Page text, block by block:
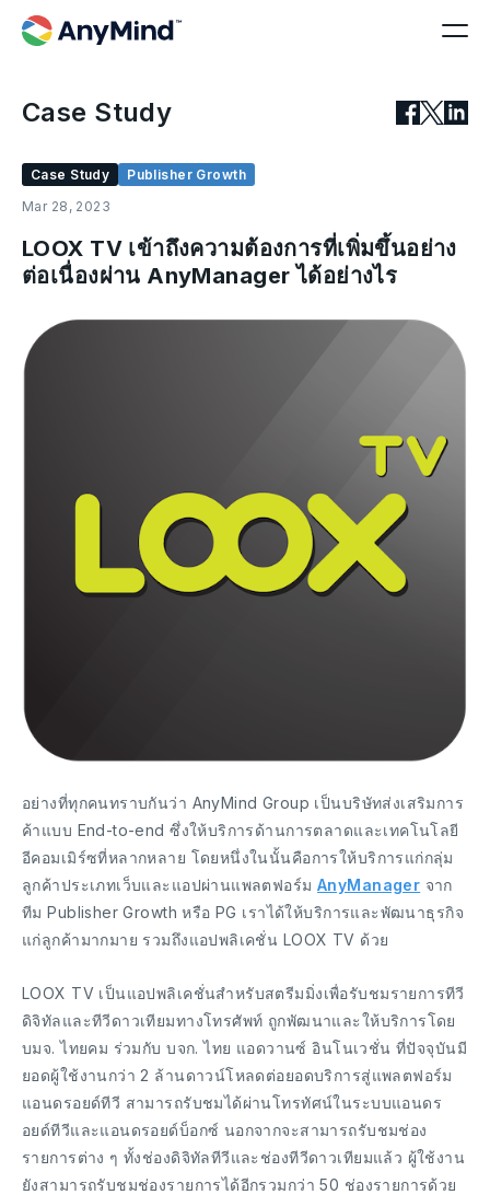
Case Study
Case Study
Publisher Growth
Mar 28, 2023
LOOX TV เข้าถึงความต้องการที่เพิ่มขึ้นอย่าง
ต่อเนื่องผ่าน AnyManager ได้อย่างไร
อย่างที่ทุกคนทราบกันว่า AnyMind Group เป็นบริษัทส่งเสริมการ
ค้าแบบ End-to-end ซึ่งให้บริการด้านการตลาดและเทคโนโลยี
อีคอมเมิร์ซที่หลากหลาย โดยหนึ่งในนั้นคือการให้บริการแก่กลุ่ม
ลูกค้าประเภทเว็บและแอปผ่านแพลตฟอร์มAnyManager จาก
ทีม Publisher Growth หรือ PG เราได้ให้บริการและพัฒนาธุรกิจ
แก่ลูกค้ามากมาย รวมถึงแอปพลิเคชั่น LOOX TV ด้วย
LOOX TV เป็นแอปพลิเคชั่นสำหรับสตรีมมิ่งเพื่อรับชมรายการทีวี
ดิจิทัลและทีวีดาวเทียมทางโทรศัพท์ ถูกพัฒนาและให้บริการโดย
บมจ. ไทยคม ร่วมกับ บจก. ไทย แอดวานซ์ อินโนเวชั่น ที่ปัจจุบันมี
ยอดผู้ใช้งานกว่า 2 ล้านดาวน์โหลดต่อยอดบริการสู่แพลตฟอร์ม
แอนดรอยด์ทีวี สามารถรับชมได้ผ่านโทรทัศน์ในระบบแอนดร
อยด์ทีวีและแอนดรอยด์บ็อกซ์ นอกจากจะสามารถรับชมช่อง
รายการต่าง ๆ ทั้งช่องดิจิทัลทีวีและช่องทีวีดาวเทียมแล้ว ผู้ใช้งาน
ยังสามารถรับชมช่องรายการได้อีกรวมกว่า 50 ช่องรายการด้วย